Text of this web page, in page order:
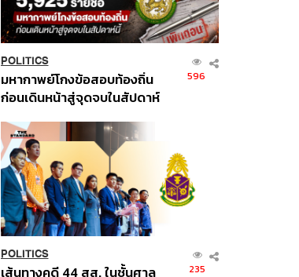
POLITICS
มหากาพย์โกงข้อสอบท้องถิ่น
ก่อนเดินหน้าสู่จุดจบในสัปดาห์
596
POLITICS
เส้นทางคดี 44 สส. ในชั้นศาล
235